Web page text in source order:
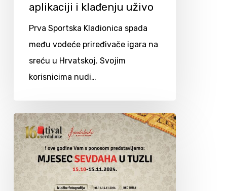
aplikaciji i klađenju uživo
Prva Sportska Kladionica spada
među vodeće priređivače igara na
sreću u Hrvatskoj. Svojim
korisnicima nudi…